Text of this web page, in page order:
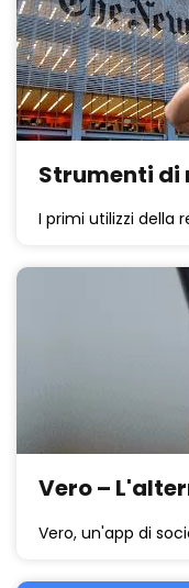
Strumenti di
I primi utilizzi della
Vero –
Vero, un'app di